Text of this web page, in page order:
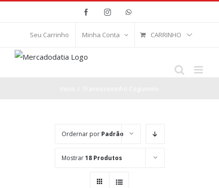
conteúdo
FacebookInstagramWhatsApp
Seu Carrinho Minha Conta CARRINHO
Ordernar por Padrão
Mostrar18 Produtos